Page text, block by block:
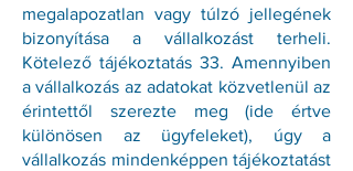
megalapozatlan vagy túlzó jellegének
bizonyítása a vállalkozást terheli.
Kötelező tájékoztatás 33. Amennyiben
a vállalkozás az adatokat közvetlenül az
érintettől szerezte meg (ide értve
különösen az ügyfeleket), úgy a
vállalkozás mindenképpen tájékoztatást